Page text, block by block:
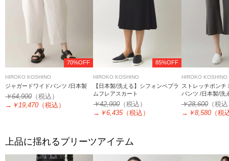
70%OFF
HIROKO KOSHINO
ジャガードワイドパンツ /日本製
￥64,900 （税込）
→ ￥19,470 （税込）
85%OFF
HIROKO KOSHINO
【日本製/洗える】シフォンペプラ
ムフレアスカート
￥42,900（税込）
→ ￥6,435（税込）
HIROKO KOSHINO
ストレッチポンチ
パンツ /日本製/洗
￥28,600（税
→ ￥8,580（税
上品に揺れるプリーツアイテム